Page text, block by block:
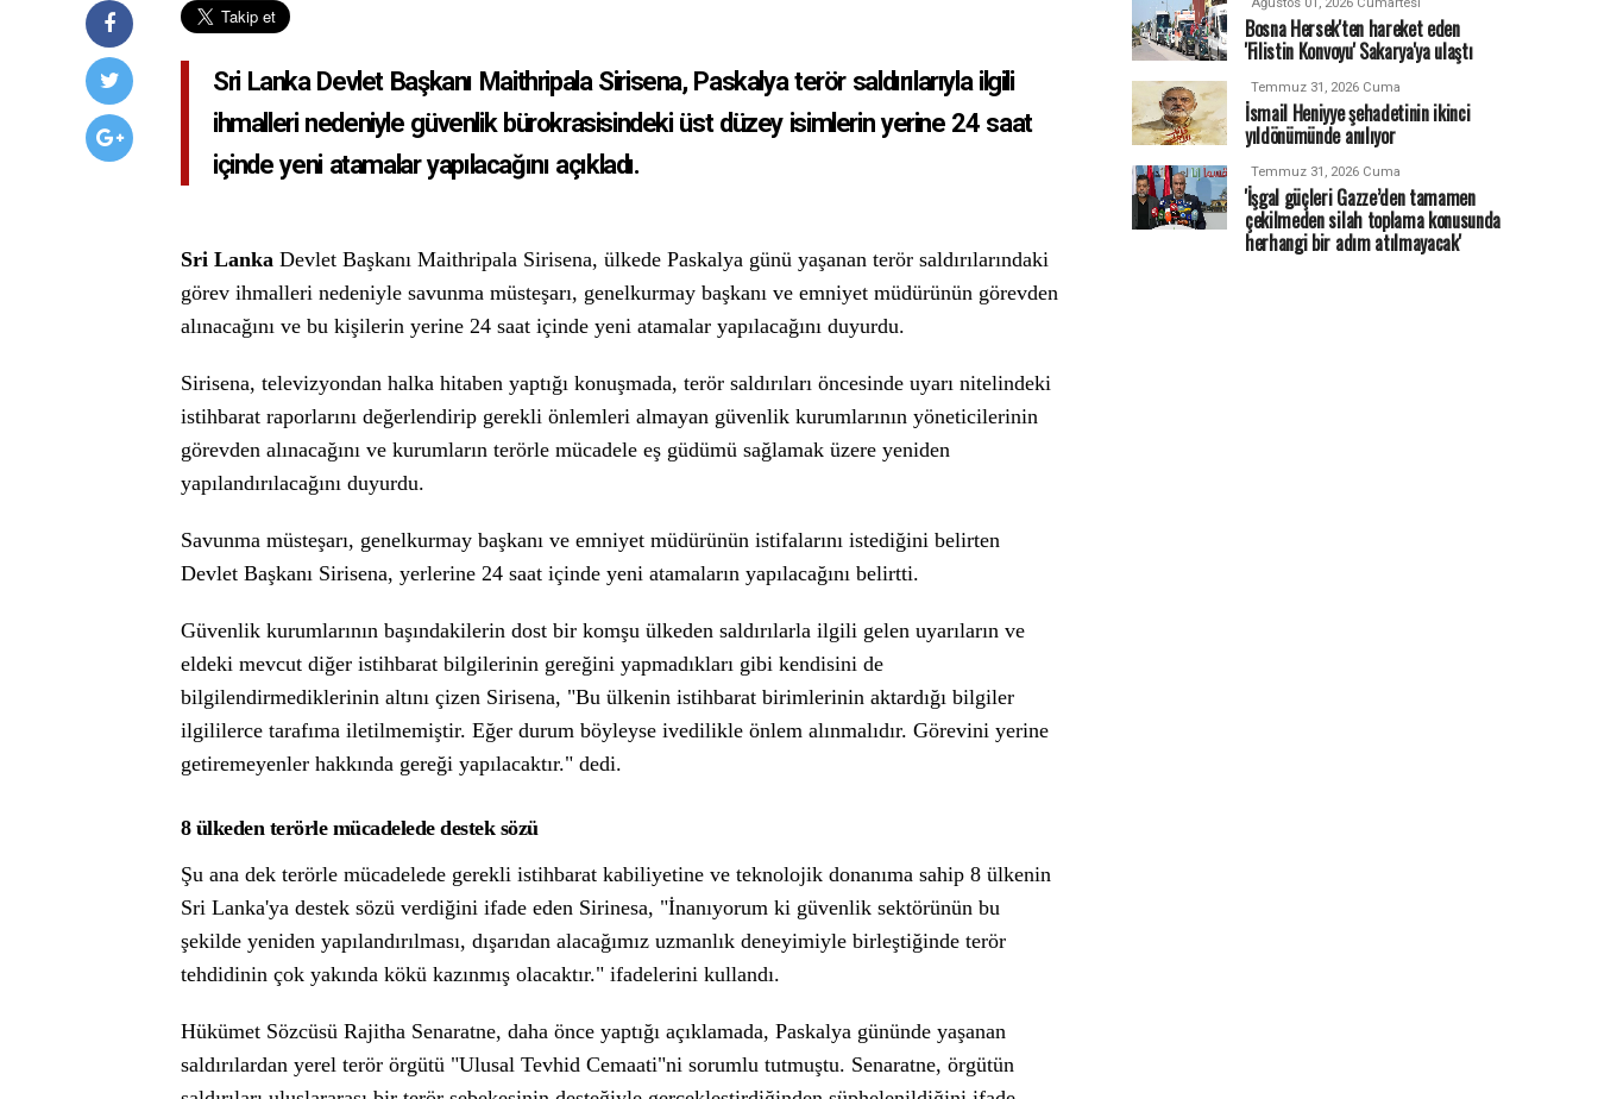
Sri Lanka Devlet Başkanı Maithripala Sirisena, Paskalya terör saldırılarıyla ilgili
ihmalleri nedeniyle güvenlik bürokrasisindeki üst düzey isimlerin yerine 24 saat
içinde yeni atamalar yapılacağını açıkladı.
Sri Lanka Devlet Başkanı Maithripala Sirisena, ülkede Paskalya günü yaşanan terör saldırılarındaki
görev ihmalleri nedeniyle savunma müsteşarı, genelkurmay başkanı ve emniyet müdürünün görevden
alınacağını ve bu kişilerin yerine 24 saat içinde yeni atamalar yapılacağını duyurdu.
Sirisena, televizyondan halka hitaben yaptığı konuşmada, terör saldırıları öncesinde uyarı nitelindeki
istihbarat raporlarını değerlendirip gerekli önlemleri almayan güvenlik kurumlarının yöneticilerinin
görevden alınacağını ve kurumların terörle mücadele eş güdümü sağlamak üzere yeniden
yapılandırılacağını duyurdu.
Savunma müsteşarı, genelkurmay başkanı ve emniyet müdürünün istifalarını istediğini belirten
Devlet Başkanı Sirisena, yerlerine 24 saat içinde yeni atamaların yapılacağını belirtti.
Güvenlik kurumlarının başındakilerin dost bir komşu ülkeden saldırılarla ilgili gelen uyarıların ve
eldeki mevcut diğer istihbarat bilgilerinin gereğini yapmadıkları gibi kendisini de
bilgilendirmediklerinin altını çizen Sirisena, "Bu ülkenin istihbarat birimlerinin aktardığı bilgiler
ilgililerce tarafıma iletilmemiştir. Eğer durum böyleyse ivedilikle önlem alınmalıdır. Görevini yerine
getiremeyenler hakkında gereği yapılacaktır." dedi.
8 ülkeden terörle mücadelede destek sözü
Şu ana dek terörle mücadelede gerekli istihbarat kabiliyetine ve teknolojik donanıma sahip 8 ülkenin
Sri Lanka'ya destek sözü verdiğini ifade eden Sirinesa, "İnanıyorum ki güvenlik sektörünün bu
şekilde yeniden yapılandırılması, dışarıdan alacağımız uzmanlık deneyimiyle birleştiğinde terör
tehdidinin çok yakında kökü kazınmış olacaktır." ifadelerini kullandı.
Hükümet Sözcüsü Rajitha Senaratne, daha önce yaptığı açıklamada, Paskalya gününde yaşanan
saldırılardan yerel terör örgütü "Ulusal Tevhid Cemaati"ni sorumlu tutmuştu. Senaratne, örgütün
Ağustos 01, 2026 Cumartesi
Bosna Hersek'ten hareket eden
'Filistin Konvoyu' Sakarya'ya ulaştı
Temmuz 31, 2026 Cuma
İsmail Heniyye şehadetinin ikinci
yıldönümünde anılıyor
Temmuz 31, 2026 Cuma
'İşgal güçleri Gazze’den tamamen
çekilmeden silah toplama konusunda
herhangi bir adım atılmayacak'